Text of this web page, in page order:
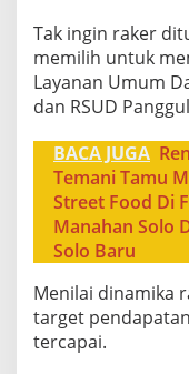
Tak ingin raker
memilih untuk
Layanan Umum
dan RSUD
BACA JUGA
Temani Tamu
Street Food Di
Manahan Solo
Solo Baru
Menilai dinamika
target
tercapai.